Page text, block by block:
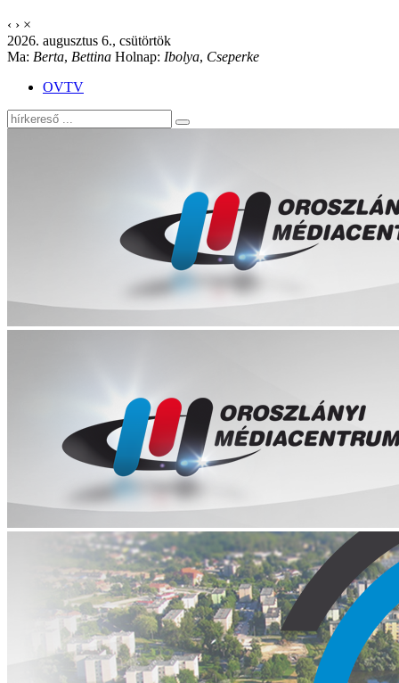
‹ › ×
2026. augusztus 6., csütörtök
Ma: Berta, Bettina Holnap: Ibolya, Cseperke
OVTV